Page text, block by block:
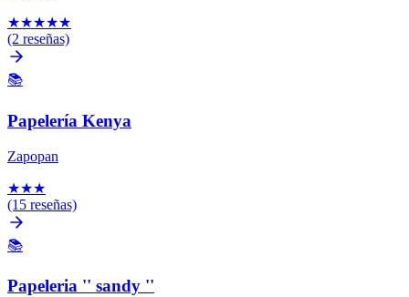
★★★★★
(2 reseñas)
📚
Papelería Kenya
Zapopan
★★★
(15 reseñas)
📚
Papeleria '' sandy ''